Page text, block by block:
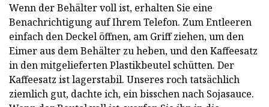
Wenn der Behälter voll ist, erhalten Sie eine
Benachrichtigung auf Ihrem Telefon. Zum Entleeren
einfach den Deckel öffnen, am Griff ziehen, um den
Eimer aus dem Behälter zu heben, und den Kaffeesatz
in den mitgelieferten Plastikbeutel schütten. Der
Kaffeesatz ist lagerstabil. Unseres roch tatsächlich
ziemlich gut, dachte ich, ein bisschen nach Sojasauce.